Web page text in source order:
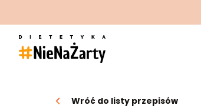
Wróć do listy przepisów